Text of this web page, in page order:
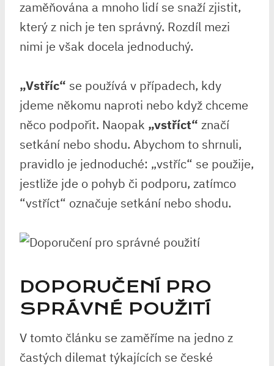
zaměňována a mnoho lidí se snaží zjistit,
který z nich je ten správný. ‍Rozdíl mezi
nimi je však docela jednoduchý.
„Vstříc“ se používá ⁤v⁢ případech, kdy
jdeme ⁣někomu⁢ naproti nebo⁣ když chceme
něco podpořit. Naopak „vstříct“ značí⁢
setkání nebo shodu. Abychom to shrnuli,
pravidlo je jednoduché: „vstříc“⁢ se použije,
jestliže jde ​o pohyb či podporu, ⁣zatímco
‍“vstříct“ označuje‍ setkání nebo shodu.
DOPORUČENÍ ‌PRO
SPRÁVNÉ ⁣POUŽITÍ
V tomto článku‍ se zaměříme ‌na jedno z‍
častých⁢ dilemat týkajících se české